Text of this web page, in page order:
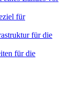
für
für die
für die